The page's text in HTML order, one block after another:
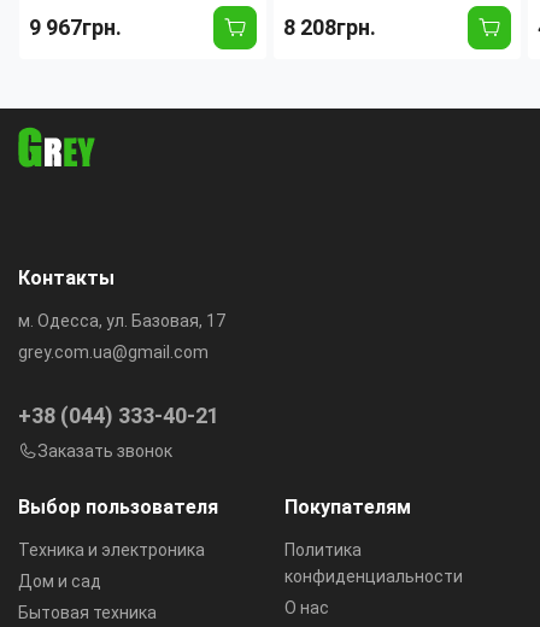
Вт, 20 Бар) со встроенной
жерновой кофемолкой,
9 967грн.
кофемолкой Zepline ZP-
6807 (1500 Вт, 20 Бар, 2.6 л)
8 208грн.
Выбор пользователя
Техника и электроника
Дом и сад
Бытовая техника
Покупателям
Политика
конфиденциальности
О нас
Контакты
м. Одесса, ул. Базовая, 17
grey.com.ua@gmail.com
+38 (044) 333-40-21
Заказать звонок